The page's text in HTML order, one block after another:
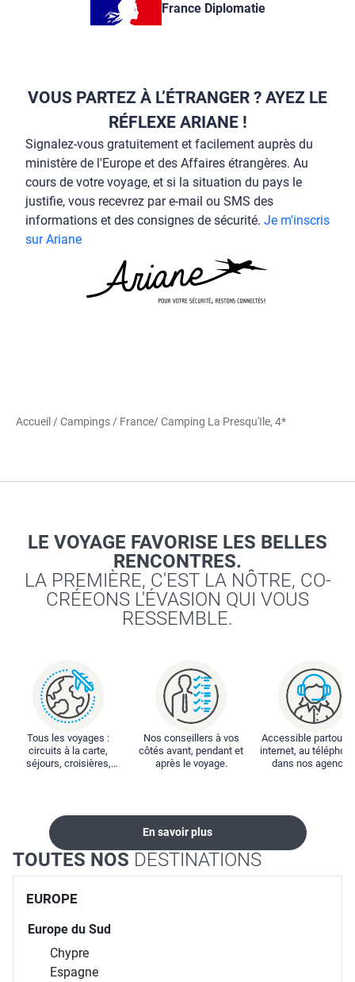
France Diplomatie
VOUS PARTEZ À L’ÉTRANGER ? AYEZ LE
RÉFLEXE ARIANE !
Signalez-vous gratuitement et facilement auprès du
ministère de l'Europe et des Affaires étrangères. Au
cours de votre voyage, et si la situation du pays le
justifie, vous recevrez par e-mail ou SMS des
informations et des consignes de sécurité. Je m'inscris
sur Ariane
Accueil /Campings / France/ Camping La Presqu'Ile, 4*
LE VOYAGE FAVORISE LES BELLES
RENCONTRES.
LA PREMIÈRE, C'EST LA NÔTRE, CO-
CRÉEONS L'ÉVASION QUI VOUS
RESSEMBLE.
Tous les voyages :
circuits à la carte,
séjours, croisières,
Nos conseillers à vos
côtés avant, pendant et
après le voyage.
Accessible partout :
internet, au
dans nos
En savoir plus
TOUTES NOS DESTINATIONS
EUROPE
Europe du Sud
Chypre
Espagne